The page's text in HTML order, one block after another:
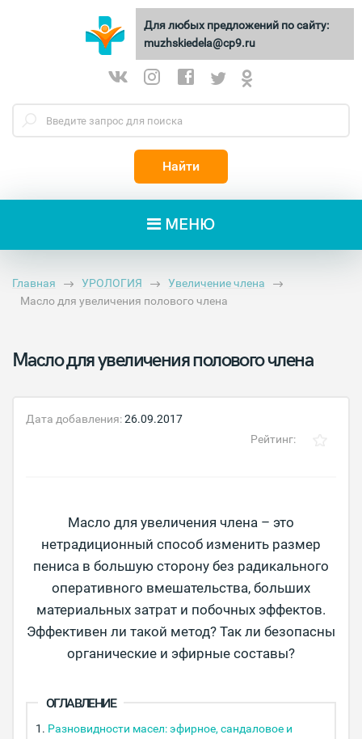
МУЖСКИЕДЕЛА
Найти
МЕНЮ
Главная УРОЛОГИЯ
Увеличение члена
Масло для увеличения полового члена
Масло для увеличения полового члена
Дата добавления:26.09.2017
Рейтинг:
Масло для увеличения члена – это
нетрадиционный способ изменить размер
пениса в большую сторону без радикального
оперативного вмешательства, больших
материальных затрат и побочных эффектов.
Эффективен ли такой метод? Так ли безопасны
органические и эфирные составы?
ОГЛАВЛЕНИЕ
Разновидности масел: эфирное, сандаловое и
Для любых предложений по сайту:
muzhskiedela@cp9.ru